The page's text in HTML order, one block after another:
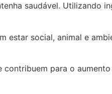
saudável. Utilizando
estar social, animal e
contribuem para o